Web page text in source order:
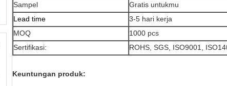
Sampel
Gratis untukmu
Lead time
3-5 hari kerja
MOQ
1000 pcs
Sertifikasi:
ROHS, SGS, ISO9001,
Keuntungan produk: